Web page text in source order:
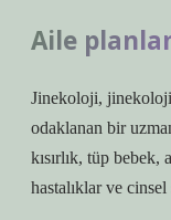
Aile
Jinekoloji,
odaklanan bir
kısırlık, tüp
hastalıklar ve